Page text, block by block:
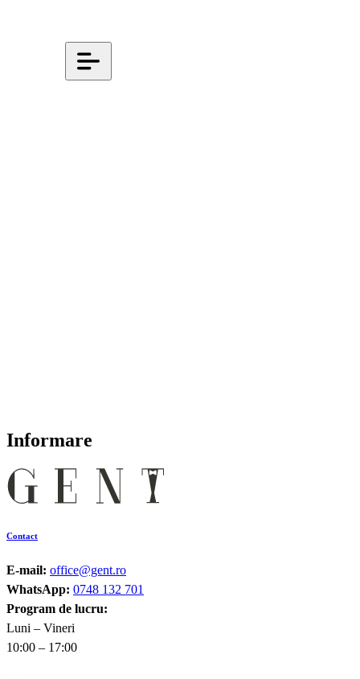
Informare
Contact
E-mail: office@gent.ro
WhatsApp: 0748 132 701
Program de lucru:
Luni – Vineri
10:00 – 17:00